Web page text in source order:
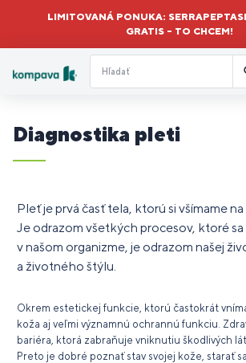
LIMITOVANÁ PONUKA:
GRATIS – TO CHCEM!
Diagnostika pleti
Pleť je prvá časť tela, ktorú si všímame
Je odrazom všetkých procesov, ktoré
v našom organizme, je odrazom našej
a životného štýlu.
Okrem estetickej funkcie, ktorú častokrát
koža aj veľmi významnú ochrannú funkciu.
bariéra, ktorá zabraňuje vniknutiu škodlivých
Preto je dobré poznať stav svojej kože, starať